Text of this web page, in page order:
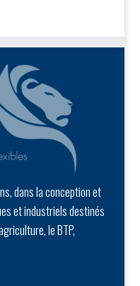
dans la conception et
et industriels destinés
le BTP,